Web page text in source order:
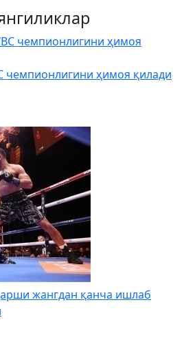
чемпионлигини ҳимоя қилади
жангдан қанча ишлаб